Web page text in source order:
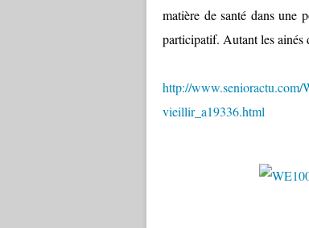
matière de santé dans une
participatif. Autant les ainés
http://www.senioractu.com/
vieillir_a19336.html